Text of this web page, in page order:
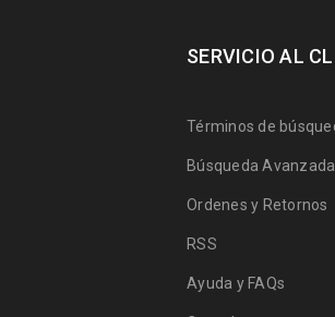
SERVICIO AL
Términos de
Búsqueda Avanzada
Ordenes y Retornos
RSS
Ayuda y FAQs